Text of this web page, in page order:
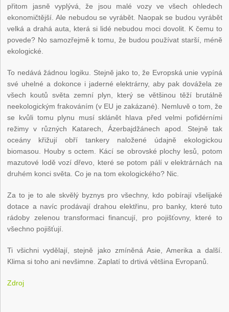
přitom jasně vyplývá, že jsou malé vozy ve všech ohledech
ekonomičtější. Ale nebudou se vyrábět. Naopak se budou vyrábět
velká a drahá auta, která si lidé nebudou moci dovolit. K čemu to
povede? No samozřejmě k tomu, že budou používat starší, méně
ekologické.
To nedává žádnou logiku. Stejně jako to, že Evropská unie vypíná
své uhelné a dokonce i jaderné elektrárny, aby pak dovážela ze
všech koutů světa zemní plyn, který se většinou těží brutálně
neekologickým frakováním (v EU je zakázané). Nemluvě o tom, že
se kvůli tomu plynu musí sklánět hlava před velmi pofidérními
režimy v různých Katarech, Ázerbajdžánech apod. Stejně tak
oceány křižují obří tankery naložené údajně ekologickou
biomasou. Houby s octem. Kácí se obrovské plochy lesů, potom
mazutové lodě vozí dřevo, které se potom pálí v elektrárnách na
druhém konci světa. Co je na tom ekologického? Nic.
Za to je to ale skvělý byznys pro všechny, kdo pobírají všelijaké
dotace a navíc prodávají drahou elektřinu, pro banky, které tuto
rádoby zelenou transformaci financují, pro pojišťovny, které to
všechno pojišťují.
Ti všichni vydělají, stejně jako zmíněná Asie, Amerika a další.
Klima si toho ani nevšimne. Zaplatí to drtivá většina Evropanů.
Zdroj